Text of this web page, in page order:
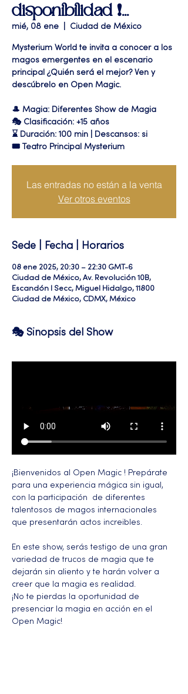
disponibilidad ❗...
mié, 08 ene Ciudad de México
Mysterium World te invita a conocer a los
magos emergentes en el escenario
principal ¿Quién será el mejor? Ven y
descúbrelo en Open Magic.
🎩 Magia: Diferentes Show de Magia
🎭 Clasificación: +15 años
⌛ Duración: 100 min | Descansos: si
🎟 Teatro Principal Mysterium
Las entradas no están a la venta
Ver otros eventos
Sede | Fecha | Horarios
08 ene 2025, 20:30 – 22:30 GMT-6
Ciudad de México, Av. Revolución 10B,
Escandón I Secc, Miguel Hidalgo, 11800
Ciudad de México, CDMX, México
🎭 Sinopsis del Show
¡Bienvenidos al Open Magic ! Prepárate
para una experiencia mágica sin igual,
con la participación  de diferentes
talentosos de magos internacionales
que presentarán actos increibles.
En este show, serás testigo de una gran
variedad de trucos de magia que te
dejarán sin aliento y te harán volver a
creer que la magia es realidad.
¡No te pierdas la oportunidad de
presenciar la magia en acción en el
Open Magic!